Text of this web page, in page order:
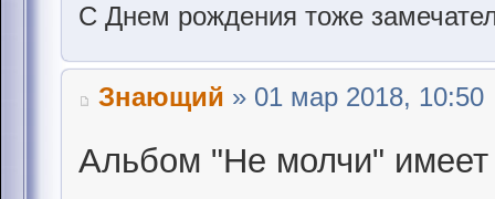
С Днем рождения тоже
Знающий » 01 мар 2018, 10:50
Альбом "Не молчи" имеет